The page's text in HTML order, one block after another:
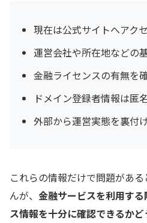
現在は公式サイトへアク
運営会社や所在地などの
金融ライセンスの有無を
ドメイン登録者情報は匿
外部から運営実態を裏付
これらの情報だけで問題があ
んが、 金融サービスを利用す
ス情報を十分に確認できるか